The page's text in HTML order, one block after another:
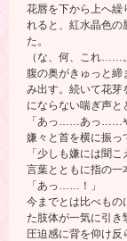
花唇を下から上へ繰
れると、紅水晶色の
た。
（な、何、これ
腹の奥がきゅっと
み出す。続いて花芽
にならない喘ぎ声と
「あっ……あっ……
嫌々と首を横に振っ
「少しも嫌には聞
言葉とともに指の一
「あっ……！」
今までとは比べもの
た肢体が一気に引き
圧迫感に背を仰け反